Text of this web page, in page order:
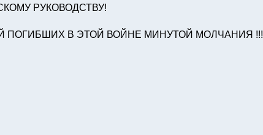
РУКОВОДСТВУ!
В ЭТОЙ ВОЙНЕ МИНУТОЙ МОЛЧАНИЯ !!!